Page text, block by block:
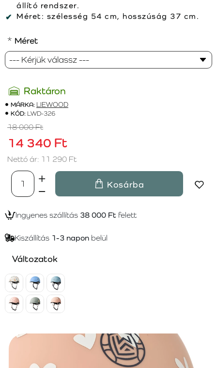
állító rendszer.
Méret: szélesség 54 cm, hosszúság 37 cm.
Raktáron
MÁRKA: LIEWOOD
KÓD: LWD-326
14 340 Ft
18 000 Ft
Nettó ár: 11 290 Ft
Méret
Kosárba
Ingyenes szállítás 38 000 Ft felett
Kiszállítás 1-3 napon belül
Változatok